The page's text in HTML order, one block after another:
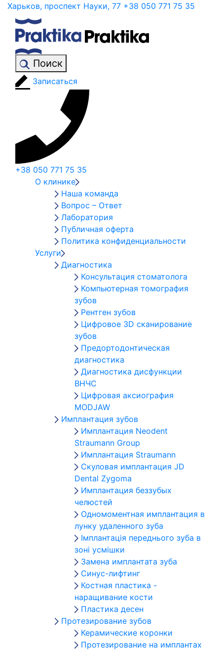
Харьков, проспект Науки, 77 +38 050 771 75 35
Поиск
Записаться
+38 050 771 75 35
О клинике
Наша команда
Вопрос – Ответ
Лаборатория
Публичная оферта
Политика конфиденциальности
Услуги
Диагностика
Консультация стоматолога
Компьютерная томография
зубов
Рентген зубов
Цифровое 3D сканирование
зубов
Предортодонтическая
диагностика
Диагностика дисфункции
ВНЧС
Цифровая аксиография
MODJAW
Имплантация зубов
Имплантация Neodent
Straumann Group
Имплантация Straumann
Скуловая имплантация JD
Dental Zygoma
Имплантация беззубых
челюстей
Одномоментная имплантация в
лунку удаленного зуба
Імплантація переднього зуба в
зоні усмішки
Замена имплантата зуба
Синус-лифтинг
Костная пластика -
наращивание кости
Пластика десен
Протезирование зубов
Керамические коронки
Протезирование на имплантах